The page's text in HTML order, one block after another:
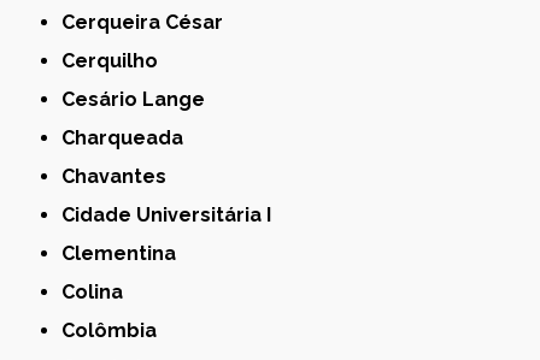
Cerqueira César
Cerquilho
Cesário Lange
Charqueada
Chavantes
Cidade Universitária I
Clementina
Colina
Colômbia